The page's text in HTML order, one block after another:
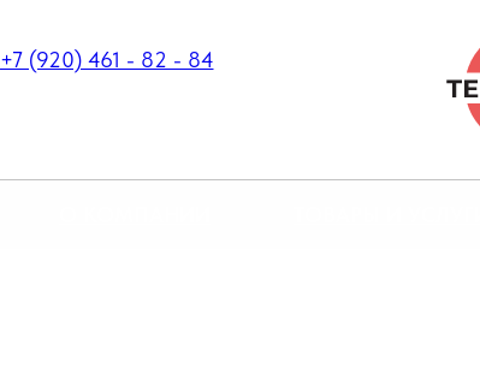
+7 (920) 461 - 82 - 84